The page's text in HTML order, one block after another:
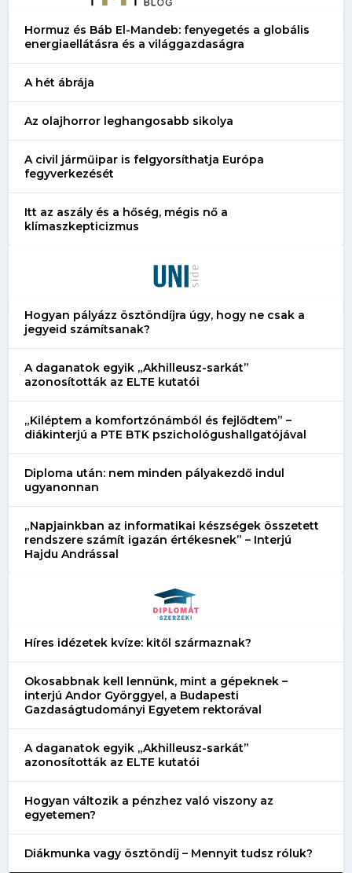
Hormuz és Báb El-Mandeb: fenyegetés a globális
energiaellátásra és a világgazdaságra
A hét ábrája
Az olajhorror leghangosabb sikolya
A civil járműipar is felgyorsíthatja Európa
fegyverkezését
Itt az aszály és a hőség, mégis nő a
klímaszkepticizmus
Hogyan pályázz ösztöndíjra úgy, hogy ne csak a
jegyeid számítsanak?
A daganatok egyik „Akhilleusz-sarkát”
azonosították az ELTE kutatói
„Kiléptem a komfortzónámból és fejlődtem” –
diákinterjú a PTE BTK pszichológushallgatójával
Diploma után: nem minden pályakezdő indul
ugyanonnan
„Napjainkban az informatikai készségek összetett
rendszere számít igazán értékesnek” – Interjú
Hajdu Andrással
Híres idézetek kvíze: kitől származnak?
Okosabbnak kell lennünk, mint a gépeknek –
interjú Andor Györggyel, a Budapesti
Gazdaságtudományi Egyetem rektorával
A daganatok egyik „Akhilleusz-sarkát”
azonosították az ELTE kutatói
Hogyan változik a pénzhez való viszony az
egyetemen?
Diákmunka vagy ösztöndíj – Mennyit tudsz róluk?